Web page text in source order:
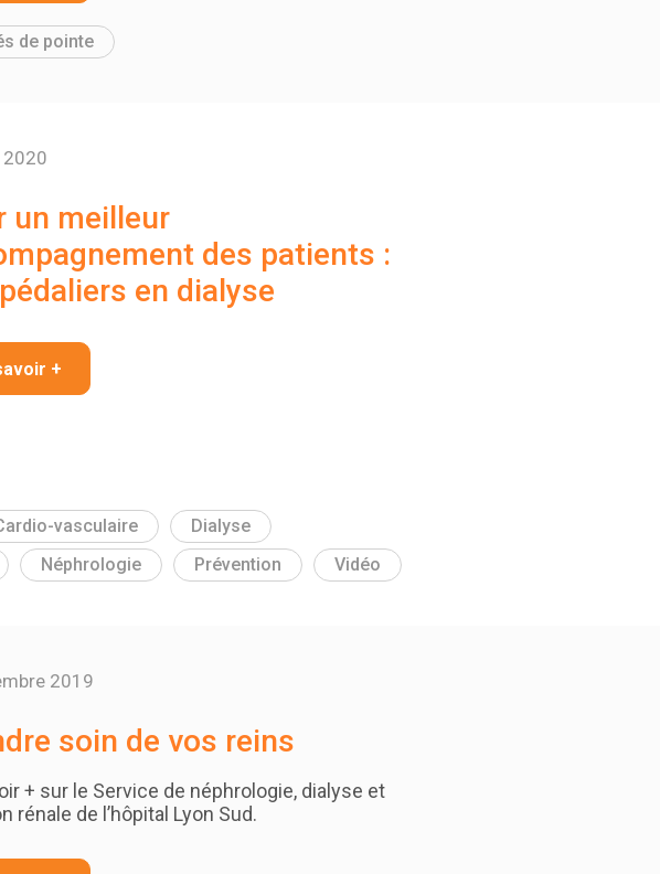
de pointe
2020
un meilleur
des patients :
en dialyse
+
vasculaire
Dialyse
Néphrologie Prévention Vidéo
2019
soin de vos reins
+ sur le Service de néphrologie, dialyse et
rénale de l’hôpital Lyon Sud.